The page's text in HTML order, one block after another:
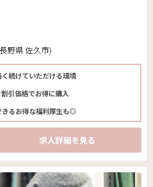
野県 佐久市)
続けていただける環境
引価格でお得に購入
きるお得な福利厚生も◎
求人詳細を見る